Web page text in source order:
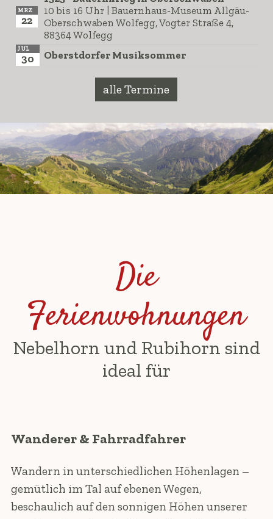
MRZ
22
10 bis 16 Uhr | Bauernhaus-Museum Allgäu-
Oberschwaben Wolfegg, Vogter Straße 4,
88364 Wolfegg
Oberstdorfer Musiksommer
JUL
30
alle Termine
Die
Ferienwohnungen
Nebelhorn und Rubihorn sind
ideal für
Wanderer & Fahrradfahrer
Wandern in unterschiedlichen Höhenlagen –
gemütlich im Tal auf ebenen Wegen,
beschaulich auf den sonnigen Höhen unserer